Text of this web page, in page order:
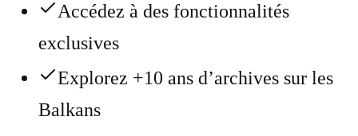
Accédez à des fonctionnalités
exclusives
Explorez +10 ans d’archives sur les
Balkans